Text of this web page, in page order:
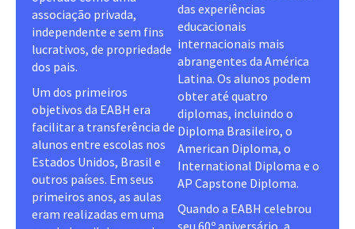
associação privada,
independente e sem fins
lucrativos, de propriedade
dos pais.
Um dos primeiros
objetivos da EABH era
facilitar a transferência de
alunos entre escolas nos
Estados Unidos, Brasil e
outros países. Em seus
primeiros anos, as aulas
eram realizadas em uma
das experiências
educacionais
internacionais mais
abrangentes da América
Latina. Os alunos podem
obter até quatro
diplomas, incluindo o
Diploma Brasileiro, o
American Diploma, o
International Diploma e o
AP Capstone Diploma.
Quando a EABH celebrou
seu 60º aniversário, a